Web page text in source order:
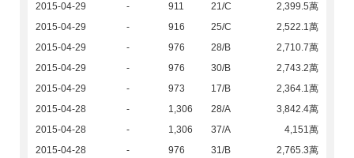
2015-04-29
- 911 21/C
2,399.5萬
2015-04-29
- 916 25/C
2,522.1萬
2015-04-29
- 976 28/B
2,710.7萬
2015-04-29
- 976 30/B
2,743.2萬
2015-04-29
- 973 17/B
2,364.1萬
2015-04-28
- 1,306 28/A
3,842.4萬
2015-04-28
- 1,306 37/A
4,151萬
2015-04-28
- 976 31/B
2,765.3萬